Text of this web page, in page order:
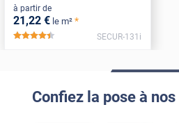
à partir de
21 ,22 € le m² *
*****
SECUR-131i
Confiez la pose à